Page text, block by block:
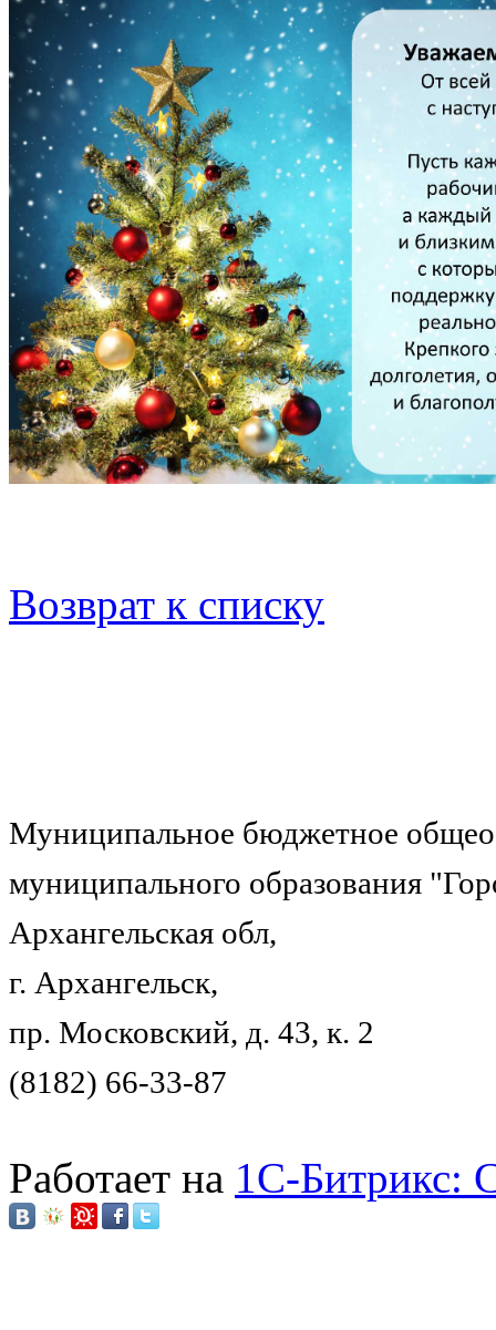
Возврат к списку
Муниципальное бюджетное
муниципального образования
Архангельская обл,
г. Архангельск,
пр. Московский, д. 43, к. 2
(8182) 66-33-87
Работает на 1C-Битрикс: